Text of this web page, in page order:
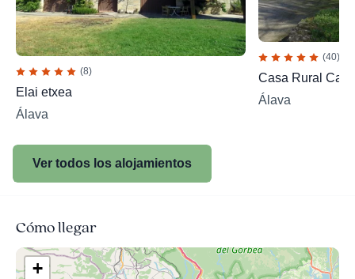
(8)
Elai etxea
Álava
(40)
Casa Rural
Álava
Ver todos los alojamientos
Cómo llegar
+